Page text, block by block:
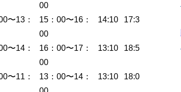
00
〜13：
15：00〜16：
00
14:10 17:30
〜14：
16：00〜17：
00
13:10 18:53
〜11：
13：00〜14：
13:10 18:04